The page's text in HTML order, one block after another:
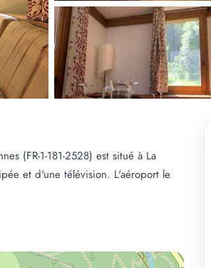
(FR-1-181-2528) est situé à La
et d'une télévision. L'aéroport le